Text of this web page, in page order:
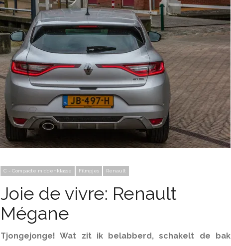
C - Compacte middenklasse Filmpjes Renault
Joie de vivre: Renault
Mégane
Tjongejonge! Wat zit ik belabberd, schakelt de bak